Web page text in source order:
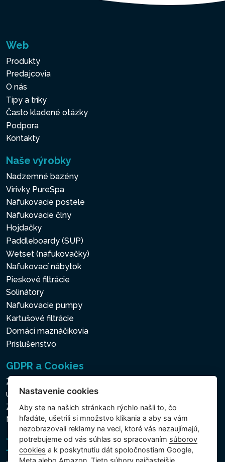
Web
Produkty
Predajcovia
O nás
Tipy a triky
Často kladené otázky
Podpora
Kontakty
Naše výrobky
Nadzemné bazény
Vírivky PureSpa
Nafukovacie postele
Nafukovacie člny
Hojdačky
Paddleboardy (SUP)
Wetset (nafukovačky)
Nafukovací nábytok
Pieskové filtrácie
Solinátory
Nafukovacie pumpy
Kartušové filtrácie
Domáci maznáčikovia
Príslušenstvo
GDPR a Cookies
Zásady ochrany osobných a ďalších spracovávaných
údajov
Zásady používania súborov cookies
Nastavenie cookies
Nastavenie cookies
Aby ste na našich stránkach rýchlo našli to, čo
hľadáte, ušetrili si množstvo klikania a aby sa vám
nezobrazovali reklamy na veci, ktoré vás nezaujímajú,
potrebujeme od vás súhlas so spracovaním súborov
cookies a k poskytnutiu dát spoločnostiam Google,
Meta alebo Amazon. Tieto súbory najčastejšie